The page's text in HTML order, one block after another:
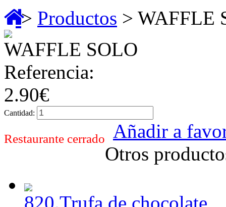
> Productos > WAFFLE
WAFFLE SOLO
Referencia:
2.90€
Cantidad:
Restaurante cerrado
Añadir a
Otros